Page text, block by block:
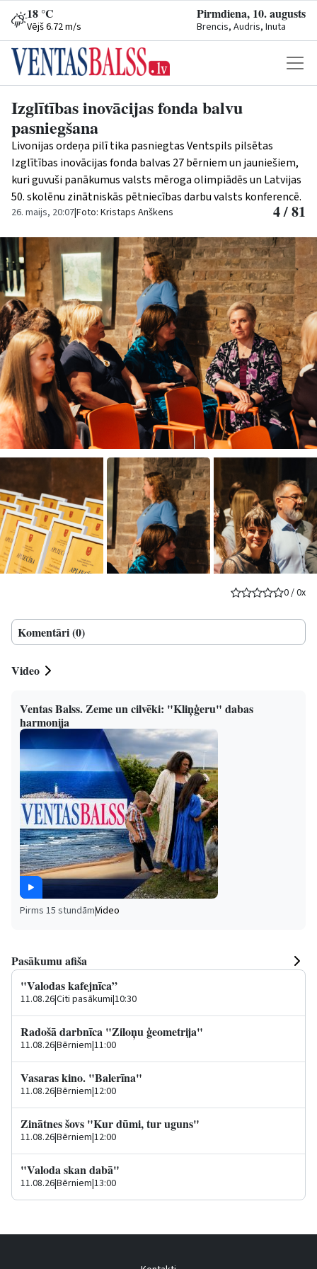
18 °C
Vējš 6.72 m/s
Pirmdiena, 10. augusts
Brencis, Audris, Inuta
Izglītības inovācijas fonda balvu
pasniegšana
Livonijas ordeņa pilī tika pasniegtas Ventspils pilsētas
Izglītības inovācijas fonda balvas 27 bērniem un jauniešiem,
kuri guvuši panākumus valsts mēroga olimpiādēs un Latvijas
50. skolēnu zinātniskās pētniecības darbu valsts konferencē.
26. maijs, 20:07|Foto: Kristaps Anškens 4 / 81
0/0x
Komentāri (0)
Video
Ventas Balss. Zeme un cilvēki: "Kliņģeru" dabas
harmonija
Pirms 15 stundām|Video
Pasākumu afiša
"Valodas kafejnīca”
11.08.26|Citi pasākumi|10:30
Radošā darbnīca "Ziloņu ģeometrija"
11.08.26|Bērniem|11:00
Vasaras kino. "Balerīna"
11.08.26|Bērniem|12:00
Zinātnes šovs "Kur dūmi, tur uguns"
11.08.26|Bērniem|12:00
"Valoda skan dabā"
11.08.26|Bērniem|13:00